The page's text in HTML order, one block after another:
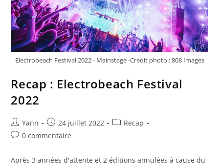
Electrobeach Festival 2022 - Mainstage -Credit photo : 808 Images
Recap : Electrobeach Festival
2022
Yann 24 juillet 2022
Recap
0 commentaire
Après 3 années d'attente et 2 éditions annulées à cause du